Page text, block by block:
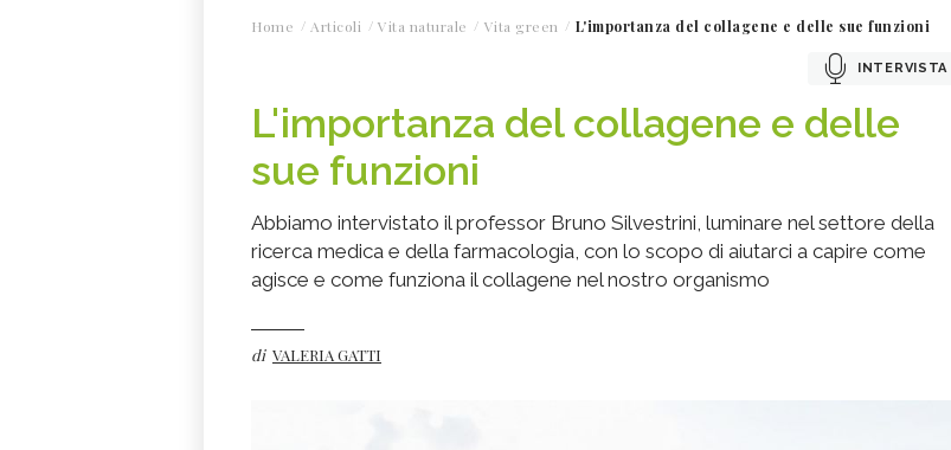
Home Articoli Vita naturale Vita green L'importanza del collagene e delle sue funzioni
INTERVISTA
L'importanza del collagene e delle
sue funzioni
Abbiamo intervistato il professor Bruno Silvestrini, luminare nel settore della
ricerca medica e della farmacologia, con lo scopo di aiutarci a capire come
agisce e come funziona il collagene nel nostro organismo
di VALERIA GATTI